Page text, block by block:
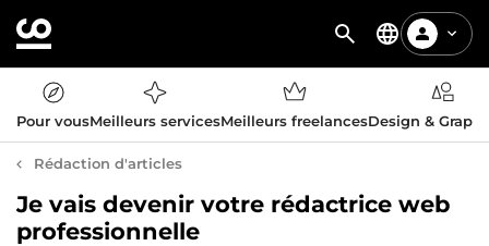
Pour vousMeilleurs servicesMeilleurs freelancesDesign &
Rédaction d'articles
Je vais devenir votre rédactrice web
professionnelle